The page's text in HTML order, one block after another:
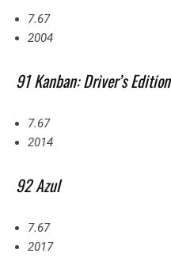
7.67
2004
91 Kanban: Driver’s Edition
7.67
2014
92 Azul
7.67
2017